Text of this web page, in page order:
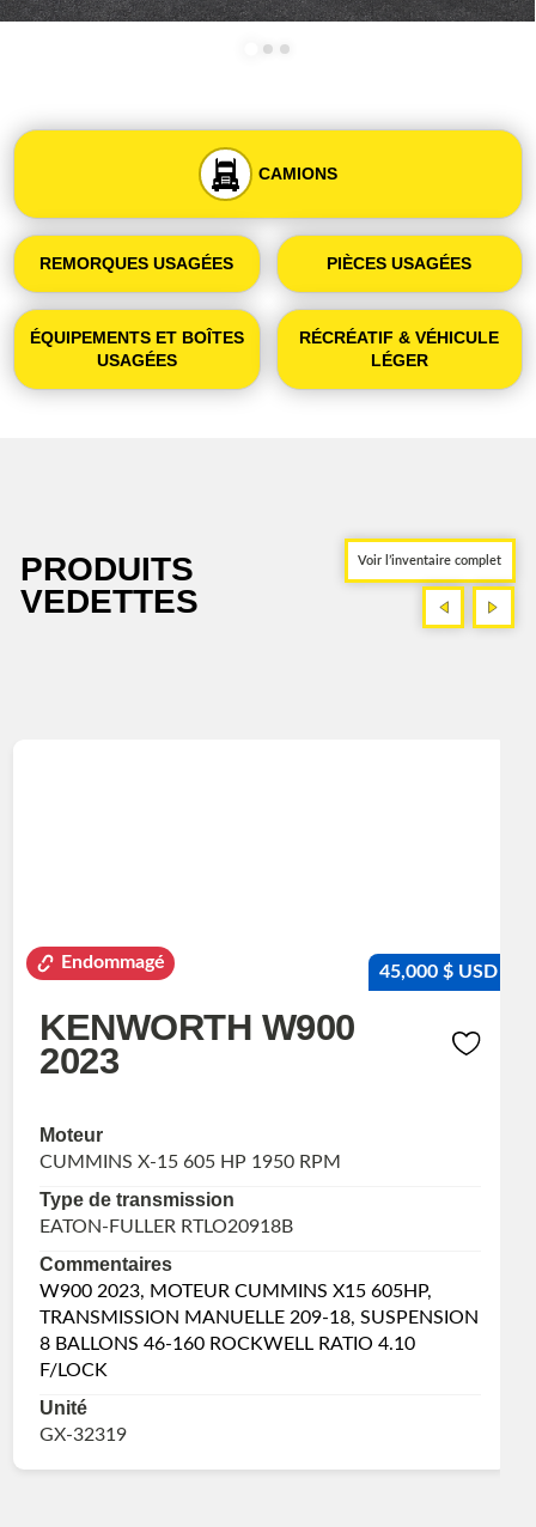
CAMIONS
REMORQUES USAGÉES PIÈCES USAGÉES
ÉQUIPEMENTS ET BOÎTES
USAGÉES
RÉCRÉATIF & VÉHICULE
LÉGER
PRODUITS
VEDETTES
Voir l’inventaire complet
Endommagé 45,000 $ USD
KENWORTH W900
2023
Moteur
CUMMINS X-15 605 HP 1950 RPM
Type de transmission
EATON-FULLER RTLO20918B
Commentaires
W900 2023, MOTEUR CUMMINS X15 605HP,
TRANSMISSION MANUELLE 209-18, SUSPENSION
8 BALLONS 46-160 ROCKWELL RATIO 4.10
F/LOCK
Unité
GX-32319